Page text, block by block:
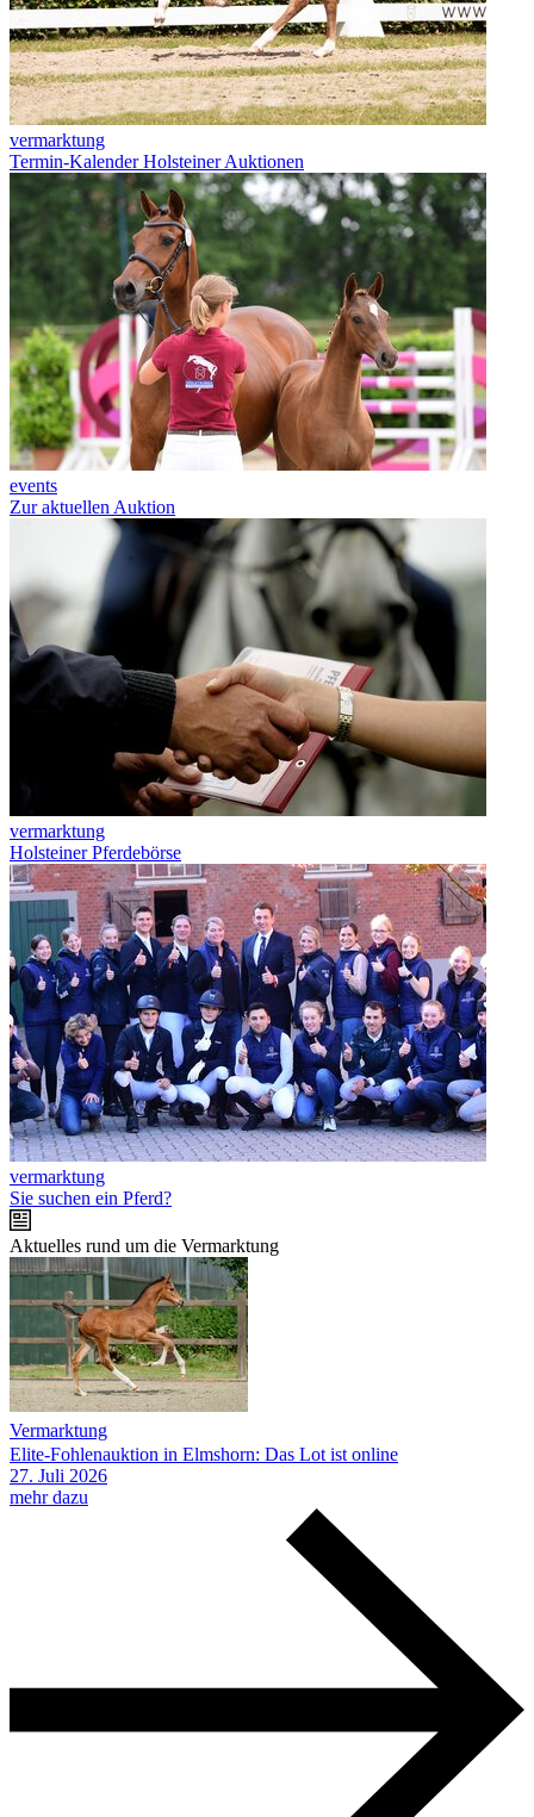
vermarktung
Termin-Kalender Holsteiner Auktionen
events
Zur aktuellen Auktion
vermarktung
Holsteiner Pferdebörse
vermarktung
Sie suchen ein Pferd?
Aktuelles rund um die Vermarktung
Vermarktung
Elite-Fohlenauktion in Elmshorn: Das Lot ist online
27. Juli 2026
mehr dazu